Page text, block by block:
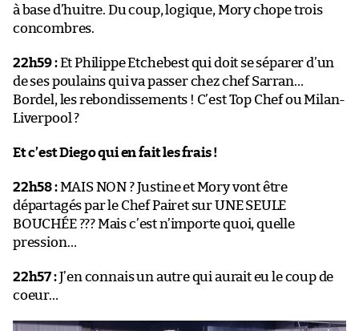
à base d’huitre. Du coup, logique, Mory chope trois
concombres.
22h59 :Et Philippe Etchebest qui doit se séparer d’un
de ses poulains qui va passer chez chef Sarran…
Bordel, les rebondissements ! C’est Top Chef ou Milan-
Liverpool ?
Et c’est Diego qui en fait les frais !
22h58 :MAIS NON ? Justine et Mory vont être
départagés par le Chef Pairet sur UNE SEULE
BOUCHÉE ??? Mais c’est n’importe quoi, quelle
pression…
22h57 :J’en connais un autre qui aurait eu le coup de
coeur…